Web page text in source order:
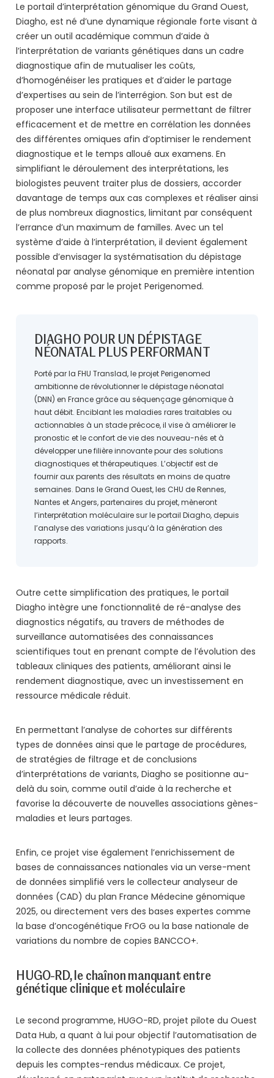
Le portail d’interprétation génomique du Grand Ouest,
Diagho, est né d’une dynamique régionale forte visant à
créer un outil académique commun d’aide à
l’interprétation de variants génétiques dans un cadre
diagnostique afin de mutualiser les coûts,
d’homogénéiser les pratiques et d’aider le partage
d’expertises au sein de l’interrégion. Son but est de
proposer une interface utilisateur permettant de filtrer
efficacement et de mettre en corrélation les données
des différentes omiques afin d’optimiser le rendement
diagnostique et le temps alloué aux examens. En
simplifiant le déroulement des interprétations, les
biologistes peuvent traiter plus de dossiers, accorder
davantage de temps aux cas complexes et réaliser ainsi
de plus nombreux diagnostics, limitant par conséquent
l’errance d’un maximum de familles. Avec un tel
système d’aide à l’interprétation, il devient également
possible d’envisager la systématisation du dépistage
néonatal par analyse génomique en première intention
comme proposé par le projet Perigenomed.
DIAGHO POUR UN DÉPISTAGE
NÉONATAL PLUS PERFORMANT
Porté par la FHU Translad, le projet Perigenomed
ambitionne de révolutionner le dépistage néonatal
(DNN) en France grâce au séquençage génomique à
haut débit. Enciblant les maladies rares traitables ou
actionnables à un stade précoce, il vise à améliorer le
pronostic et le confort de vie des nouveau-nés et à
développer une filière innovante pour des solutions
diagnostiques et thérapeutiques. L’objectif est de
fournir aux parents des résultats en moins de quatre
semaines. Dans le Grand Ouest, les CHU de Rennes,
Nantes et Angers, partenaires du projet, mèneront
l’interprétation moléculaire sur le portail Diagho, depuis
l’analyse des variations jusqu’à la génération des
rapports.
Outre cette simplification des pratiques, le portail
Diagho intègre une fonctionnalité de ré-analyse des
diagnostics négatifs, au travers de méthodes de
surveillance automatisées des connaissances
scientifiques tout en prenant compte de l’évolution des
tableaux cliniques des patients, améliorant ainsi le
rendement diagnostique, avec un investissement en
ressource médicale réduit.
En permettant l’analyse de cohortes sur différents
types de données ainsi que le partage de procédures,
de stratégies de filtrage et de conclusions
d’interprétations de variants, Diagho se positionne au-
delà du soin, comme outil d’aide à la recherche et
favorise la découverte de nouvelles associations gènes-
maladies et leurs partages.
Enfin, ce projet vise également l’enrichissement de
bases de connaissances nationales via un verse-ment
de données simplifié vers le collecteur analyseur de
données (CAD) du plan France Médecine génomique
2025, ou directement vers des bases expertes comme
la base d’oncogénétique FrOG ou la base nationale de
variations du nombre de copies BANCCO+.
HUGO-RD, le chaînon manquant entre
génétique clinique et moléculaire
Le second programme, HUGO-RD, projet pilote du Ouest
Data Hub, a quant à lui pour objectif l’automatisation de
la collecte des données phénotypiques des patients
depuis les comptes-rendus médicaux. Ce projet,